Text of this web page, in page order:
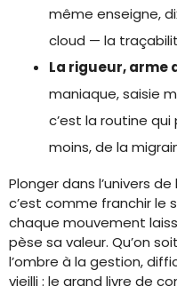
même enseigne,
cloud — la
La rigueur, arme
maniaque, saisie
c’est la routine
moins, de la
Plonger dans l’univers
c’est comme franchir le
chaque mouvement
pèse sa valeur. Qu’on
l’ombre à la gestion,
vieilli : le grand livre de